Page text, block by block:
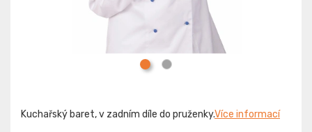
Kuchařský baret, v zadním díle do pruženky.Více informací